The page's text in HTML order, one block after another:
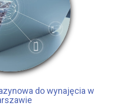
do wynajęcia w